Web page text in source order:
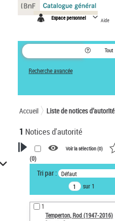
Espace personnel Aide
Tout
Recherche avancée
Accueil Liste de notices d’autorité
1 Notices d'autorité
VOTRE RECHERCHE
Recherche avancée dans les
notices d’autorité
Œuvres liées à l'auteur :
Temperton, Rod (1947-2016)
Voir la sélection (0)
(0)
Tri par : Défaut
sur 1
1
Temperton, Rod (1947-2016)
Panneau de gestion des cookies